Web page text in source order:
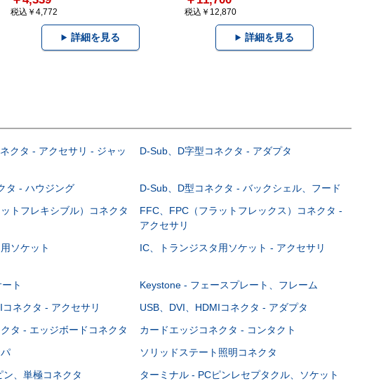
税込￥4,772
詳細を見る
税込￥12,870
詳細を見る
クタ - アクセサリ - ジャッ
D-Sub、D字型コネクタ - アダプタ
タ - ハウジング
D-Sub、D型コネクタ - バックシェル、フード
トフレキシブル）コネクタ
FFC、FPC（フラットフレックス）コネクタ -
アクセサリ
ソケット IC、トランジスタ用ソケット - アクセサリ
ト
Keystone - フェースプレート、フレーム
ネクタ - アクセサリ
USB、DVI、HDMIコネクタ - アダプタ
タ - エッジボードコネクタ
カードエッジコネクタ - コンタクト
ソリッドステート照明コネクタ
、単極コネクタ
ターミナル - PCピンレセプタクル、ソケット